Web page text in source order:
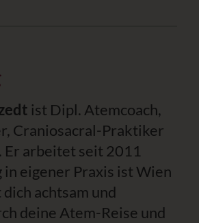
ist Dipl. Atemcoach,
Craniosacral-Praktiker
Er arbeitet seit 2011
eigener Praxis ist Wien
achtsam und
deine Atem-Reise und